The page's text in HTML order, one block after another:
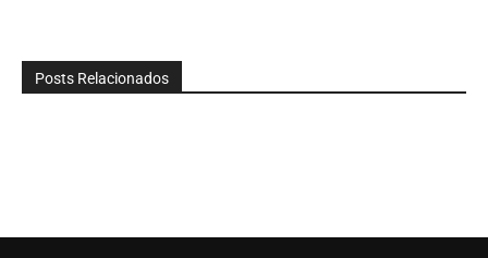
Posts Relacionados